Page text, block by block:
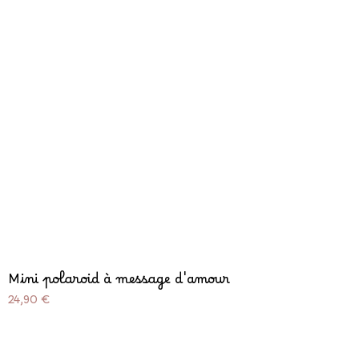
Mini polaroid à message d'amour
Prix
24,90 €